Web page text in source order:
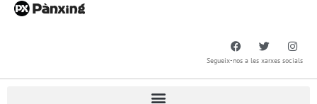
Segueix-nos a les xarxes socials